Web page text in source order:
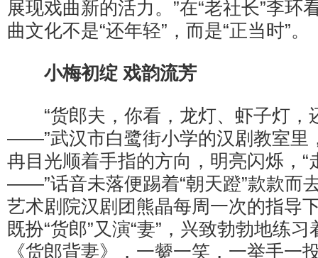
展现戏曲新的活力。”在“老社长”李环
曲文化不是“还年轻”，而是“正当时”。
小梅初绽 戏韵流芳
“货郎夫，你看，龙灯、虾子灯，
——”武汉市白鹭街小学的汉剧教室里
冉目光顺着手指的方向，明亮闪烁，“
——”话音未落便踢着“朝天蹬”款款
艺术剧院汉剧团熊晶每周一次的指导
既扮“货郎”又演“妻”，兴致勃勃地练
《货郎背妻》，一颦一笑，一举手一